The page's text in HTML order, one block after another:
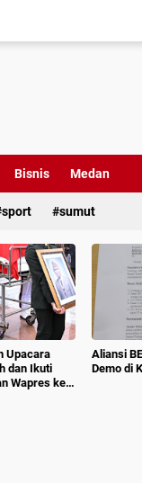
Bisnis Medan
sport sumut
Upacara
dan Ikuti
Wapres ke-
Aliansi
Demo di